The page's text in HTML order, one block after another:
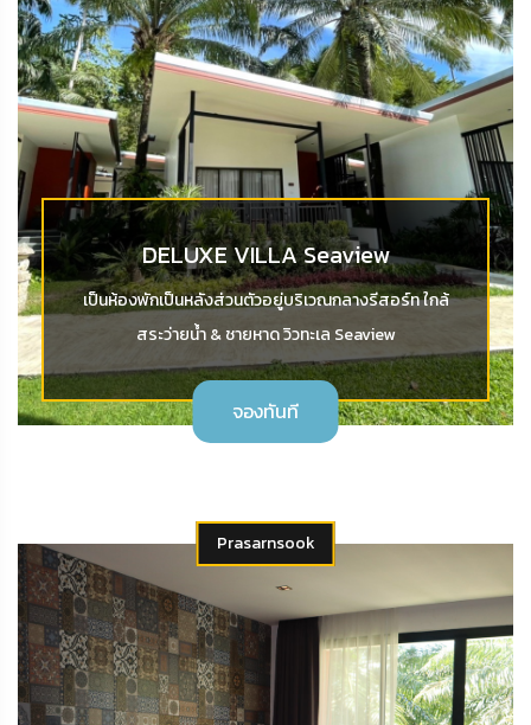
DELUXE VILLA Seaview
เป็นห้องพักเป็นหลังส่วนตัวอยู่บริเวณกลางรีสอร์ท ใกล้
สระว่ายน้ำ & ชายหาด วิวทะเล Seaview
จองทันที
Prasarnsook